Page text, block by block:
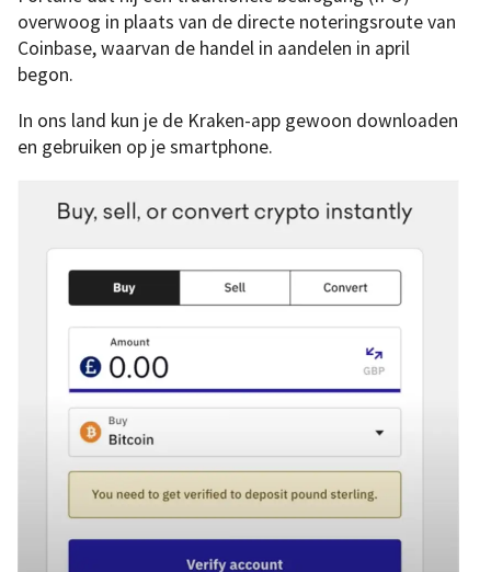
overwoog in plaats van de directe noteringsroute van
Coinbase, waarvan de handel in aandelen in april
begon.
In ons land kun je de Kraken-app gewoon downloaden
en gebruiken op je smartphone.